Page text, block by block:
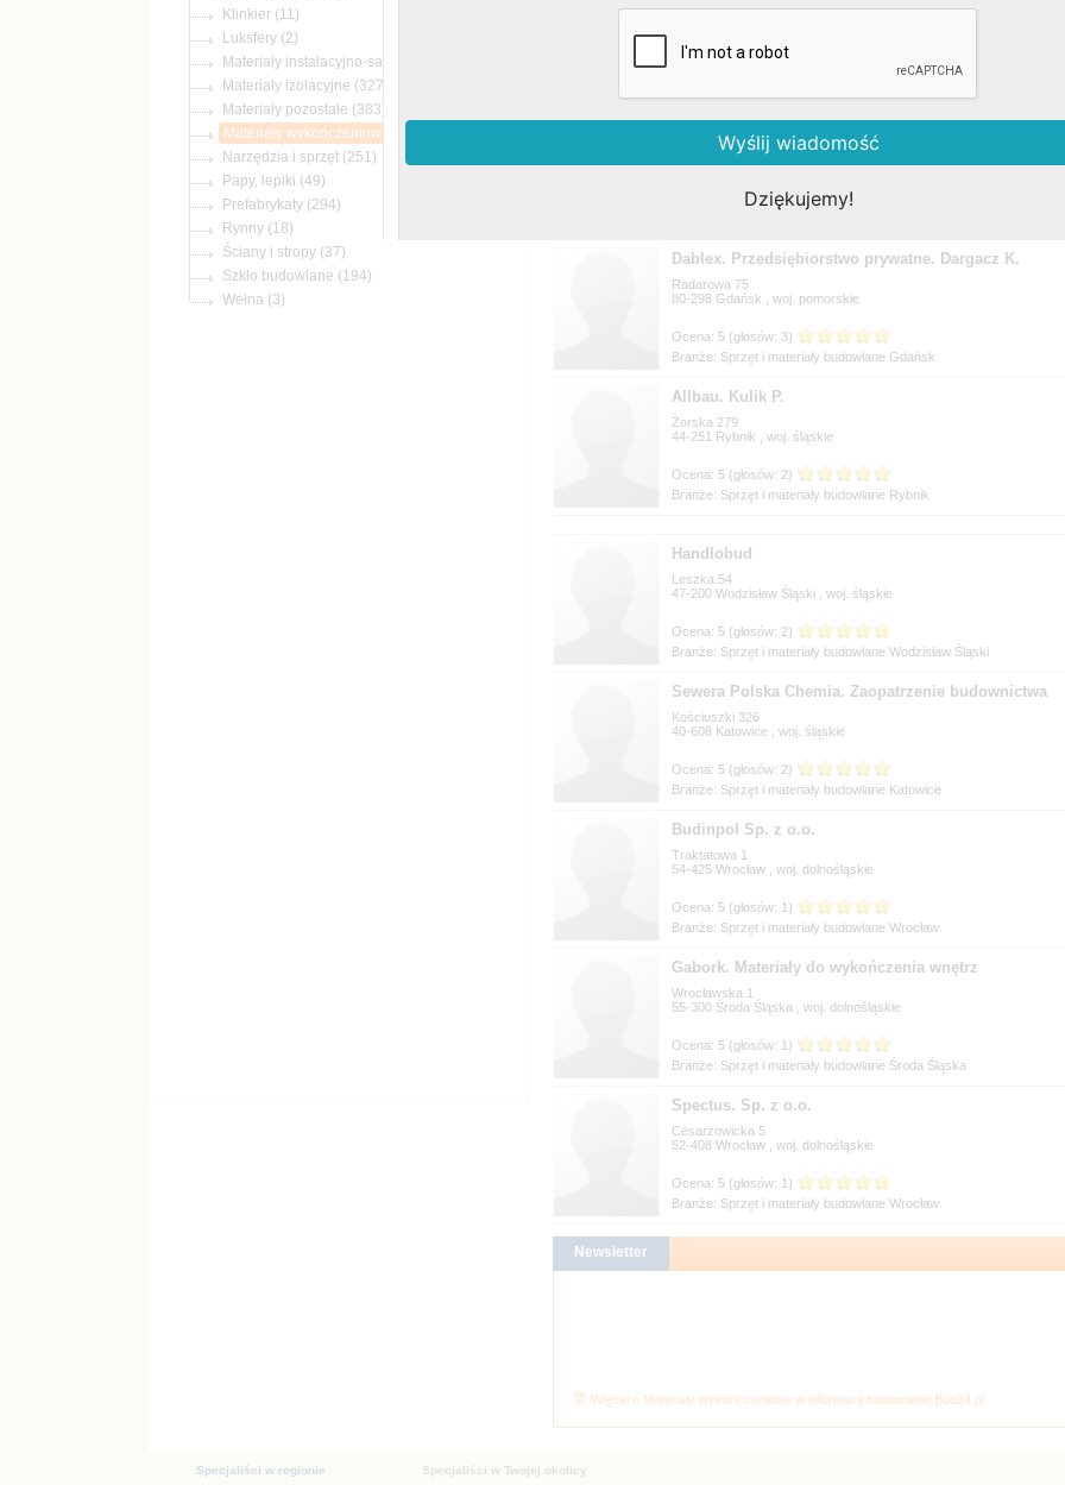
(11)
(2)
(327)
(383)
(251)
(49)
(294)
(18)
(37)
(194)
(3)
Reymonta 12
Galeria Parkietu Salon sprzedaży
Podmiejska 2
Dablex. Przedsiębiorstwo prywatne. Dargacz K.
Radarowa 75
80-298
, woj.
Branże: Sprzęt i materiały budowlane Gdańsk
Allbau. Kulik P.
Żorska 279
44-251
, woj.
Branże: Sprzęt i materiały budowlane Rybnik
Handlobud
Leszka 54
47-200
, woj.
Branże: Sprzęt i materiały budowlane Wodzisław Śląski
Sewera Polska Chemia. Zaopatrzenie budownictwa
Kościuszki 326
40-608
, woj.
Branże: Sprzęt i materiały budowlane Katowice
Budinpol Sp. z o.o.
Traktatowa 1
54-425
, woj.
Branże: Sprzęt i materiały budowlane Wrocław
Gabork. Materiały do wykończenia wnętrz
Wrocławska 1
55-300
, woj.
Branże: Sprzęt i materiały budowlane Środa Śląska
Spectus. Sp. z o.o.
Cesarzowicka 5
52-408
, woj.
Branże: Sprzęt i materiały budowlane Wrocław
Więcej o Materiały wykończeniowe w informacji budowlanej Bud24.pl